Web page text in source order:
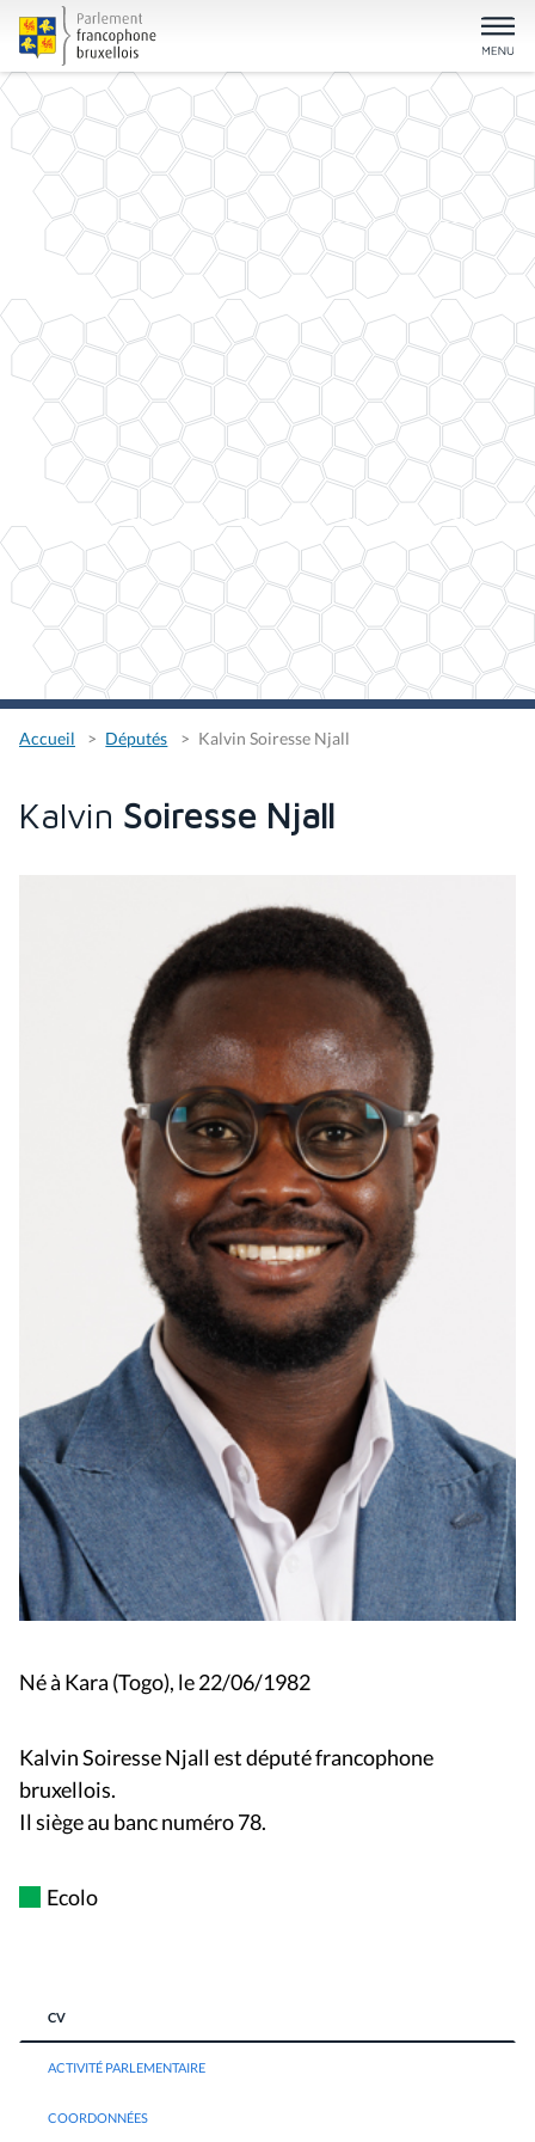
Accueil Députés Kalvin Soiresse Njall
Kalvin Soiresse Njall
Né à Kara (Togo), le 22/06/1982
Kalvin Soiresse Njallest député francophone
bruxellois.
Il siège au banc numéro 78.
Ecolo
CV
ACTIVITÉ PARLEMENTAIRE
COORDONNÉES